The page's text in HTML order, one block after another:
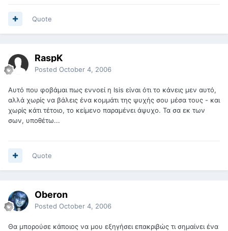
Quote
RaspK
Posted October 4, 2006
Αυτό που φοβάμαι πως εννοεί η Isis είναι ότι το κάνεις μεν αυτό,
αλλά χωρίς να βάλεις ένα κομμάτι της ψυχής σου μέσα τους - και
χωρίς κάτι τέτοιο, το κείμενο παραμένει άψυχο. Τα σα εκ των
σων, υποθέτω...
Quote
Oberon
Posted October 4, 2006
Θα μπορούσε κάποιος να μου εξηγήσει επακριβώς τι σημαίνει ένα